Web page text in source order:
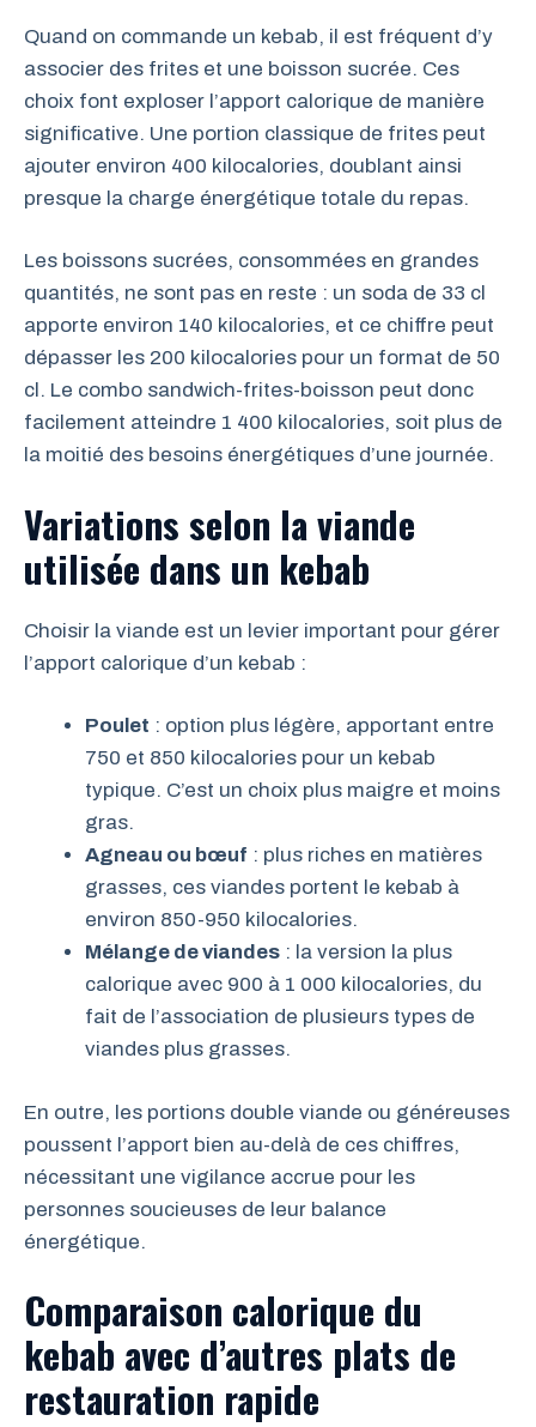
Quand on commande un kebab, il est fréquent d’y
associer des frites et une boisson sucrée. Ces
choix font exploser l’apport calorique de manière
significative. Une portion classique de frites peut
ajouter environ 400 kilocalories, doublant ainsi
presque la charge énergétique totale du repas.
Les boissons sucrées, consommées en grandes
quantités, ne sont pas en reste : un soda de 33 cl
apporte environ 140 kilocalories, et ce chiffre peut
dépasser les 200 kilocalories pour un format de 50
cl. Le combo sandwich-frites-boisson peut donc
facilement atteindre 1 400 kilocalories, soit plus de
la moitié des besoins énergétiques d’une journée.
Variations selon la viande
utilisée dans un kebab
Choisir la viande est un levier important pour gérer
l’apport calorique d’un kebab :
Poulet : option plus légère, apportant entre
750 et 850 kilocalories pour un kebab
typique. C’est un choix plus maigre et moins
gras.
Agneau ou bœuf : plus riches en matières
grasses, ces viandes portent le kebab à
environ 850-950 kilocalories.
Mélange de viandes : la version la plus
calorique avec 900 à 1 000 kilocalories, du
fait de l’association de plusieurs types de
viandes plus grasses.
En outre, les portions double viande ou généreuses
poussent l’apport bien au-delà de ces chiffres,
nécessitant une vigilance accrue pour les
personnes soucieuses de leur balance
énergétique.
Comparaison calorique du
kebab avec d’autres plats de
restauration rapide